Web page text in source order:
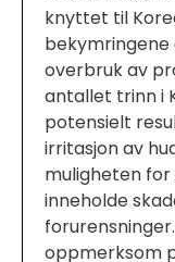
knyttet til
bekymringene
overbruk av
antallet trinn i
potensielt
irritasjon av
muligheten
inneholde
oppmerksom